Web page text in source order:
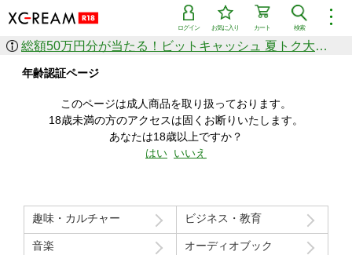
︙
検索
カート
お気に入り
ログイン
作品を探す
ジャンル
シリーズ
人気のセール中商品
新着セール中商品
すべての作品から探す
価格の安い順
価格の高い順
月間ランキング
年間ランキング
総額50万円分が当たる！ビットキャッシュ 夏トク大感謝祭
年齢認証ページ
このページは成人商品を取り扱っております。
18歳未満の方のアクセスは固くお断りいたします。
あなたは18歳以上ですか？
はい いいえ
趣味・カルチャー ビジネス・教育
音楽 オーディオブック